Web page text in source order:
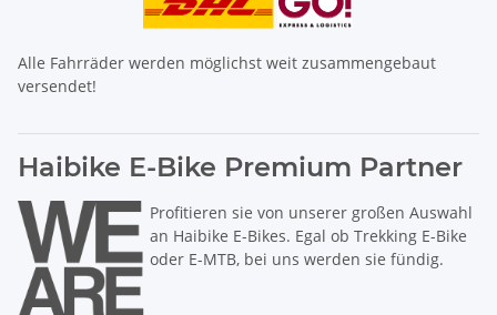
Alle Fahrräder werden möglichst weit zusammengebaut
versendet!
Haibike E-Bike Premium Partner
Profitieren sie von unserer großen Auswahl
an Haibike E-Bikes. Egal ob Trekking E-Bike
oder E-MTB, bei uns werden sie fündig.